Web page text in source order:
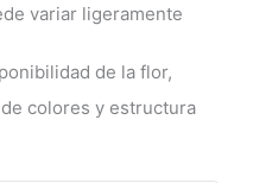
variar ligeramente
de la flor,
colores y estructura